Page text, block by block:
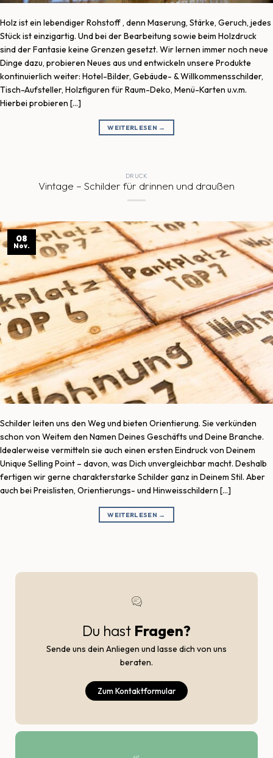
Holz ist ein lebendiger Rohstoff , denn Maserung, Stärke, Geruch, jedes
Stück ist einzigartig. Und bei der Bearbeitung sowie beim Holzdruck
sind der Fantasie keine Grenzen gesetzt. Wir lernen immer noch neue
Dinge dazu, probieren Neues aus und entwickeln unsere Produkte
kontinuierlich weiter: Hotel-Bilder, Gebäude- & Willkommensschilder,
Tisch-Aufsteller, Holzfiguren für Raum-Deko, Menü-Karten u.v.m.
Hierbei probieren […]
WEITERLESEN →
DRUCK
Vintage – Schilder für drinnen und draußen
08
Nov.
Schilder leiten uns den Weg und bieten Orientierung. Sie verkünden
schon von Weitem den Namen Deines Geschäfts und Deine Branche.
Idealerweise vermitteln sie auch einen ersten Eindruck von Deinem
Unique Selling Point – davon, was Dich unvergleichbar macht. Deshalb
fertigen wir gerne charakterstarke Schilder ganz in Deinem Stil. Aber
auch bei Preislisten, Orientierungs- und Hinweisschildern […]
WEITERLESEN →
Du hast Fragen?
Sende uns dein Anliegen und lasse dich von uns
beraten.
Zum Kontaktformular